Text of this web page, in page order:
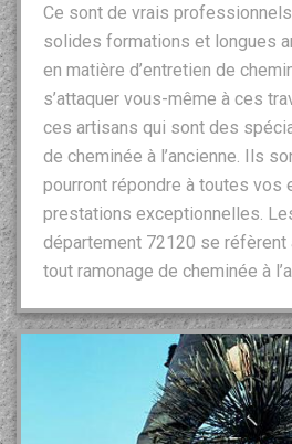
Ce sont de vrais
solides formations et longues
en matière d’entretien de
s’attaquer vous-même à ces
ces artisans qui sont des
de cheminée à l’ancienne. Ils
pourront répondre à toutes vos
prestations exceptionnelles.
département 72120 se réfèrent
tout ramonage de cheminée à